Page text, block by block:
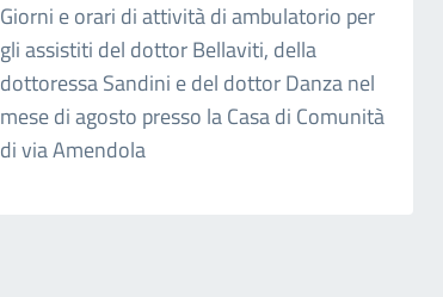
Giorni e orari di attività di ambulatorio per
gli assistiti del dottor Bellaviti, della
dottoressa Sandini e del dottor Danza nel
mese di agosto presso la Casa di Comunità
di via Amendola